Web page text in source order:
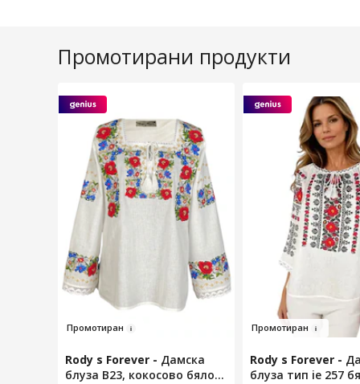
Промотирани продукти
Промотиран
Rody s Forever - Дамска
блуза B23, кокосово бяло/
Промотиран
Rody s Forever -
блуза тип ie 257